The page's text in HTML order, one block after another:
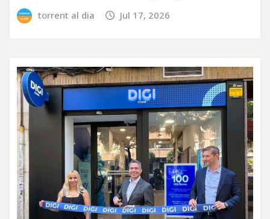
torrent al dia Jul 17, 2026